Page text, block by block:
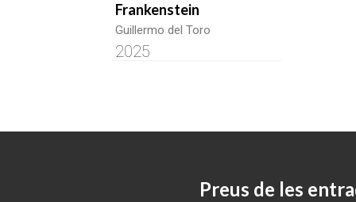
Frankenstein
Guillermo del Toro
2025
Preus de les